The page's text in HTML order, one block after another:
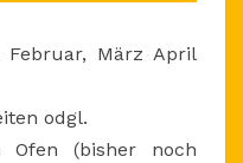
Februar, März April
odgl.
Ofen (bisher noch